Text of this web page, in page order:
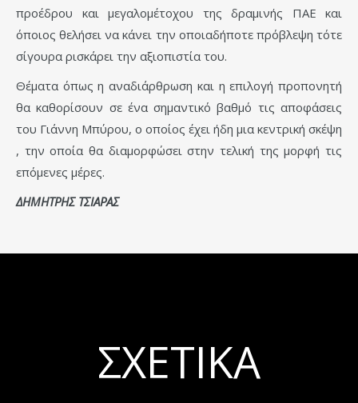
προέδρου και μεγαλομέτοχου της δραμινής ΠΑΕ και
όποιος θελήσει να κάνει την οποιαδήποτε πρόβλεψη τότε
σίγουρα ρισκάρει την αξιοπιστία του.
Θέματα όπως η αναδιάρθρωση και η επιλογή προπονητή
θα καθορίσουν σε ένα σημαντικό βαθμό τις αποφάσεις
του Γιάννη Μπύρου, ο οποίος έχει ήδη μια κεντρική σκέψη
, την οποία θα διαμορφώσει στην τελική της μορφή τις
επόμενες μέρες.
ΔΗΜΗΤΡΗΣ ΤΣΙΑΡΑΣ
ΣΧΕΤΙΚΆ